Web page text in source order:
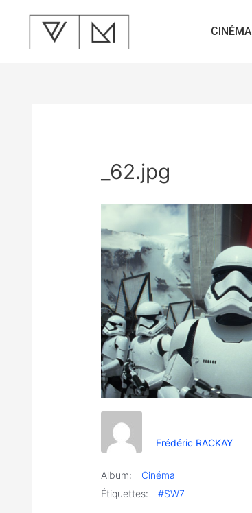
CINÉMA
_62.jpg
Frédéric RACKAY
Album:
Cinéma
Étiquettes:
#SW7